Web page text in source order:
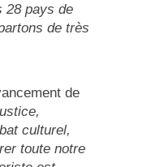
28 pays de
de très
de
culturel,
toute notre